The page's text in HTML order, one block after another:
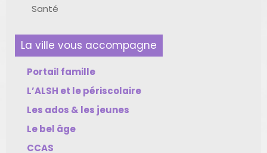
Santé
La ville vous accompagne
Portail famille
L’ALSH et le périscolaire
Les ados & les jeunes
Le bel âge
CCAS